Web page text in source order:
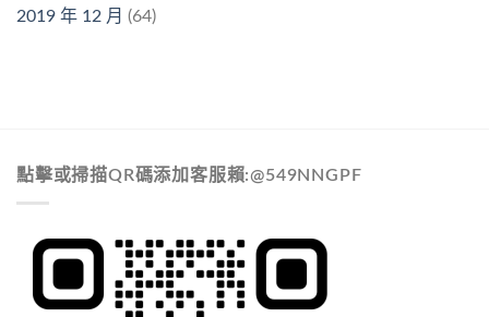
2019 年 12 月 (64)
點擊或掃描QR碼添加客服賴:@549NNGPF